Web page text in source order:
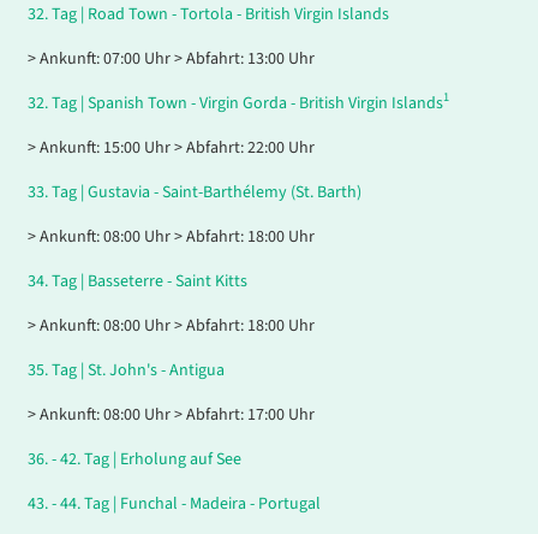
32.Tag | Road Town - Tortola - British Virgin Islands
> Ankunft: 07:00 Uhr > Abfahrt: 13:00 Uhr
32.Tag | Spanish Town - Virgin Gorda - British Virgin Islands1
> Ankunft: 15:00 Uhr > Abfahrt: 22:00 Uhr
33.Tag | Gustavia - Saint-Barthélemy (St. Barth)
> Ankunft: 08:00 Uhr > Abfahrt: 18:00 Uhr
34.Tag | Basseterre - Saint Kitts
> Ankunft: 08:00 Uhr > Abfahrt: 18:00 Uhr
35.Tag | St. John's - Antigua
> Ankunft: 08:00 Uhr > Abfahrt: 17:00 Uhr
36. - 42.Tag | Erholung auf See
43. - 44.Tag | Funchal - Madeira - Portugal